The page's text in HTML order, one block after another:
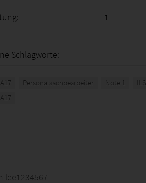
1
Schlagworte:
Personalsachbearbeiter Note 1
ILS
lee1234567